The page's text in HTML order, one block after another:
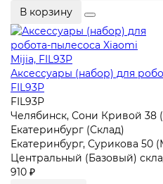
В корзину
Аксесcуары (набор) для
FIL93P
FIL93P
Челябинск, Сони Кривой 38
Екатеринбург (Склад)
Екатеринбург, Сурикова 50
Центральный (Базовый)
910 ₽